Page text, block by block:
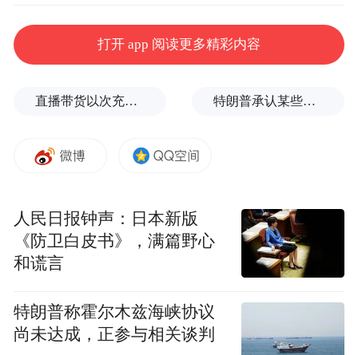
凰网佛教）
打开 app 阅读更多精彩内容
直播带货以次充好、拒不发货，算诈骗吗？ 特朗普承认某些弹药供应紧张
人民日报钟声：日本新版
《防卫白皮书》，满篇野心
和谎言
特朗普称霍尔木兹海峡协议
尚未达成，正参与相关谈判